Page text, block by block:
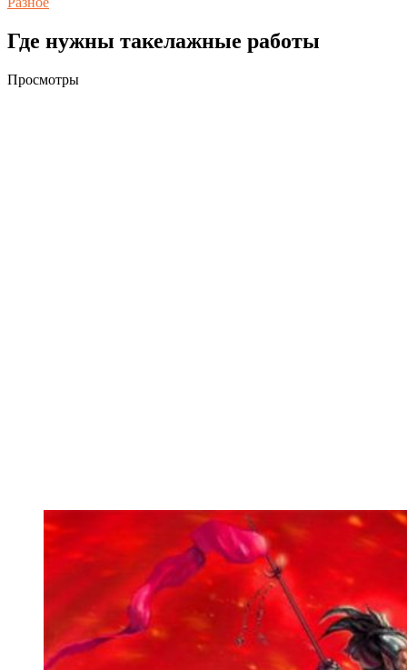
Где нужны такелажные работы
Просмотры